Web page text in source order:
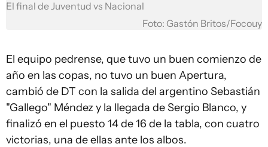
El final de Juventud vs Nacional
Foto: Gastón Britos/Focouy
El equipo pedrense, que tuvo un buen comienzo de
año en las copas, no tuvo un buen Apertura,
cambió de DT con la salida del argentino Sebastián
"Gallego" Méndez y la llegada de Sergio Blanco, y
finalizó en el puesto 14 de 16 de la tabla, con cuatro
victorias, una de ellas ante los albos.